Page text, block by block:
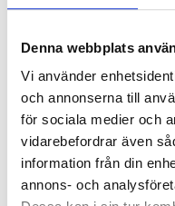
Denna webbplats
Vi använder
och annonserna till
för sociala medier och
vidarebefordrar även
information från din
annons- och